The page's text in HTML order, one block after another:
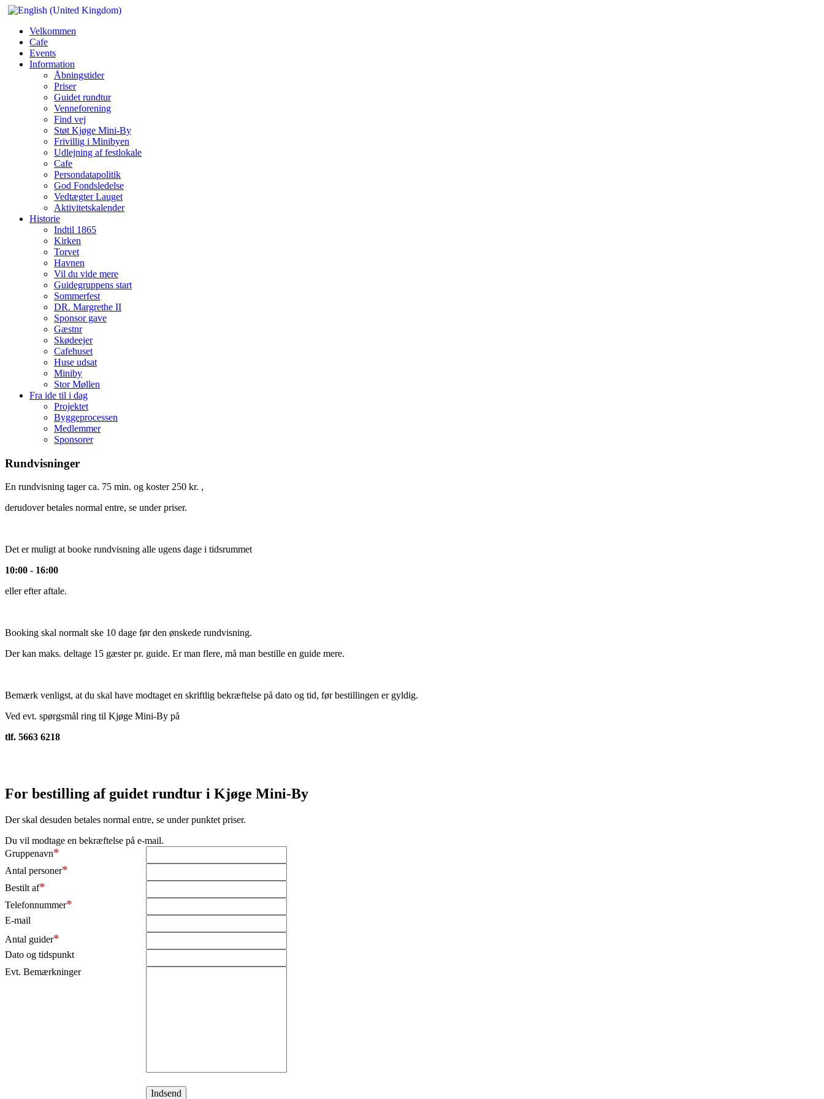
Velkommen
Cafe
Events
Information
Åbningstider
Priser
Guidet rundtur
Venneforening
Find vej
Støt Kjøge Mini-By
Frivillig i Minibyen
Udlejning af festlokale
Cafe
Persondatapolitik
God Fondsledelse
Vedtægter Lauget
Aktivitetskalender
Historie
Indtil 1865
Kirken
Torvet
Havnen
Vil du vide mere
Guidegruppens start
Sommerfest
DR. Margrethe II
Sponsor gave
Gæstnr
Skødeejer
Cafehuset
Huse udsat
Miniby
Stor Møllen
Fra ide til i dag
Projektet
Byggeprocessen
Medlemmer
Sponsorer
Rundvisninger
En rundvisning tager ca. 75 min. og koster 250 kr. ,
derudover betales normal entre, se under priser.
Det er muligt at booke rundvisning alle ugens dage i tidsrummet
10:00 - 16:00
eller efter aftale.
Booking skal normalt ske 10 dage før den ønskede rundvisning.
Der kan maks. deltage 15 gæster pr. guide. Er man flere, må man bestille en guide mere.
Bemærk venligst, at du skal have modtaget en skriftlig bekræftelse på dato og tid, før bestillingen er gyldig.
Ved evt. spørgsmål ring til Kjøge Mini-By på
tlf. 5663 6218
For bestilling af guidet rundtur i Kjøge Mini-By
Der skal desuden betales normal entre, se under punktet priser.
Du vil modtage en bekræftelse på e-mail.
Gruppenavn
Antal personer
Bestilt af
Telefonnummer
E-mail
Antal guider
Dato og tidspunkt
Evt. Bemærkninger
Indsend